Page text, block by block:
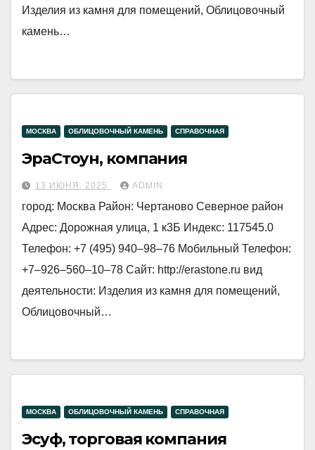
Изделия из камня для помещений, Облицовочный
камень…
МОСКВА ОБЛИЦОВОЧНЫЙ КАМЕНЬ СПРАВОЧНАЯ
ЭраСтоун, компания
13 ИЮНЯ, 2025 ADMIN
город: Москва Район: Чертаново Северное район
Адрес: Дорожная улица, 1 к3Б Индекс: 117545.0
Телефон: +7 (495) 940‒98‒76 Мобильный Телефон:
+7‒926‒560‒10‒78 Сайт: http://erastone.ru вид
деятельности: Изделия из камня для помещений,
Облицовочный…
МОСКВА ОБЛИЦОВОЧНЫЙ КАМЕНЬ СПРАВОЧНАЯ
Эсуф, торговая компания